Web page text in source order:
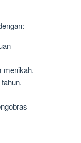
menikah.